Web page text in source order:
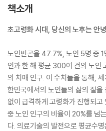
책소개
초고령화 시대, 당신의 노후는 안
노인빈곤율 47.7%, 노인 5명 중
인과 한 해 평균 300여 건의 노인
의 치매 인구. 이 수치들을 통해,
한민국에서의 노인들의 삶의 질
없이 급격하게 고령화가 진행되
중 노인 인구의 비율이 20%를 넘
다. 의료기술의 발전으로 평균수